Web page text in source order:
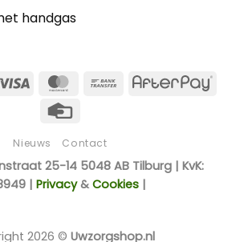
handgas
Visa MasterCard
Bank
Nieuws Contact
25-14 5048 AB Tilburg | KvK:
| Privacy& Cookies|
2026 © Uwzorgshop.nl